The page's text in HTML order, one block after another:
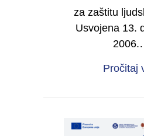
za zaštitu
Usvojena 13.
Pročitaj